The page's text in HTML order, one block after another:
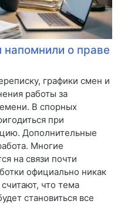
о праве
графики смен и
работы за
В спорных
при
Дополнительные
Многие
на связи почти
официально никак
что тема
становиться все